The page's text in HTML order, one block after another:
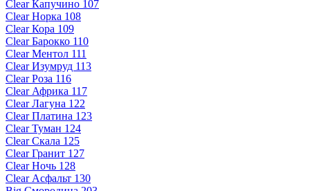
Clear Капучино 107
Clear Норка 108
Clear Кора 109
Clear Барокко 110
Clear Ментол 111
Clear Изумруд 113
Clear Роза 116
Clear Африка 117
Clear Лагуна 122
Clear Платина 123
Clear Туман 124
Clear Скала 125
Clear Гранит 127
Clear Ночь 128
Clear Асфальт 130